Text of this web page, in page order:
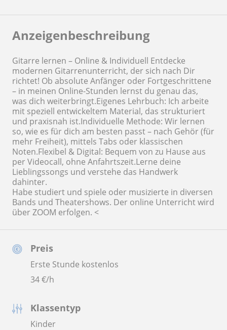
Preis
Erste Stunde kostenlos
34€/h
Klassentyp
Kinder
Anzeigenbeschreibung
Gitarre lernen – Online & Individuell Entdecke
modernen Gitarrenunterricht, der sich nach Dir
richtet! Ob absolute Anfänger oder Fortgeschrittene
– in meinen Online-Stunden lernst du genau das,
was dich weiterbringt.Eigenes Lehrbuch: Ich arbeite
mit speziell entwickeltem Material, das strukturiert
und praxisnah ist.Individuelle Methode: Wir lernen
so, wie es für dich am besten passt – nach Gehör (für
mehr Freiheit), mittels Tabs oder klassischen
Noten.Flexibel & Digital: Bequem von zu Hause aus
per Videocall, ohne Anfahrtszeit.Lerne deine
Lieblingssongs und verstehe das Handwerk
dahinter.
Habe studiert und spiele oder musizierte in diversen
Bands und Theatershows. Der online Unterricht wird
über ZOOM erfolgen. <